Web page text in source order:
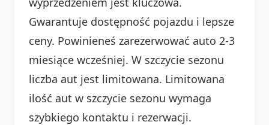
Gwarantuje dostępność pojazdu i lepsze
ceny. Powinieneś zarezerwować auto 2-3
miesiące wcześniej. W szczycie sezonu
liczba aut jest limitowana. Limitowana
ilość aut w szczycie sezonu wymaga
szybkiego kontaktu i rezerwacji.